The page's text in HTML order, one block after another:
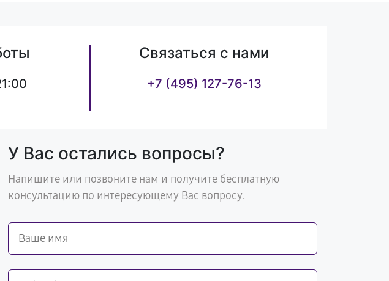
Связаться с нами
+7 (495) 127-76-13
У Вас остались вопросы?
Напишите или позвоните нам и получите бесплатную
консультацию по интересующему Вас вопросу.